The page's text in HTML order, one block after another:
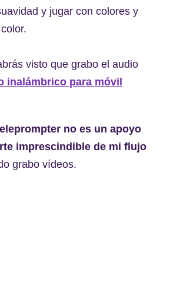
y jugar con colores y
visto que grabo el audio
inalámbrico para móvil
no es un apoyo
imprescindible de mi flujo
grabo vídeos.